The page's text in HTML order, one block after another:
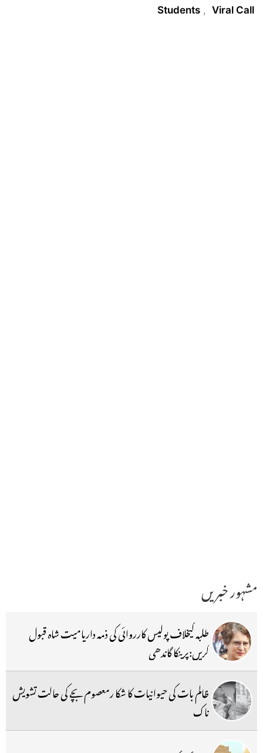
Students , Viral Call
مشہور خبریں
طلبہ کیخلاف پولیس کارروائی کی ذمہ داریامیت شاہ قبول
کریں:پرینکا گاندھی
ظالم بات کی حیوانیات کا شکا رمعصوم بچے کی حالت تشویش
ناک